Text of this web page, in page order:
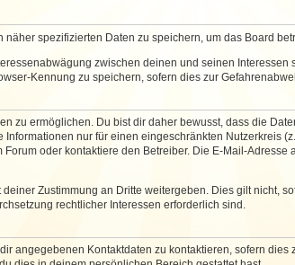
spezifizierten Daten zu speichern, um das Board
zwischen deinen und seinen
Kennung zu speichern, sofern dies zur
zu ermöglichen. Du bist dir daher bewusst, dass die
nur für einen eingeschränkten Nutzerkreis
oder kontaktiere den Betreiber. Die E-Mail-
Zustimmung an Dritte weitergeben. Dies gilt nicht,
rechtlicher Interessen erforderlich sind.
angegebenen Kontaktdaten zu kontaktieren, sofern